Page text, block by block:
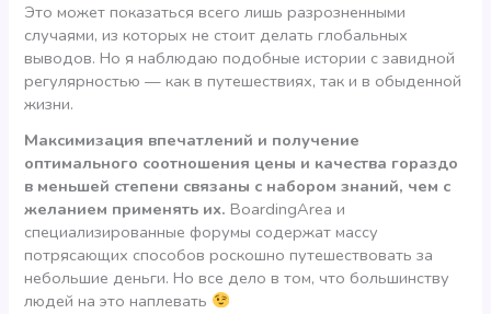
Это может показаться всего лишь разрозненными
случаями, из которых не стоит делать глобальных
выводов. Но я наблюдаю подобные истории с завидной
регулярностью — как в путешествиях, так и в обыденной
жизни.
Максимизация впечатлений и получение
оптимального соотношения цены и качества гораздо
в меньшей степени связаны с набором знаний, чем с
желанием применять их. BoardingArea и
специализированные форумы содержат массу
потрясающих способов роскошно путешествовать за
небольшие деньги. Но все дело в том, что большинству
людей на это наплевать